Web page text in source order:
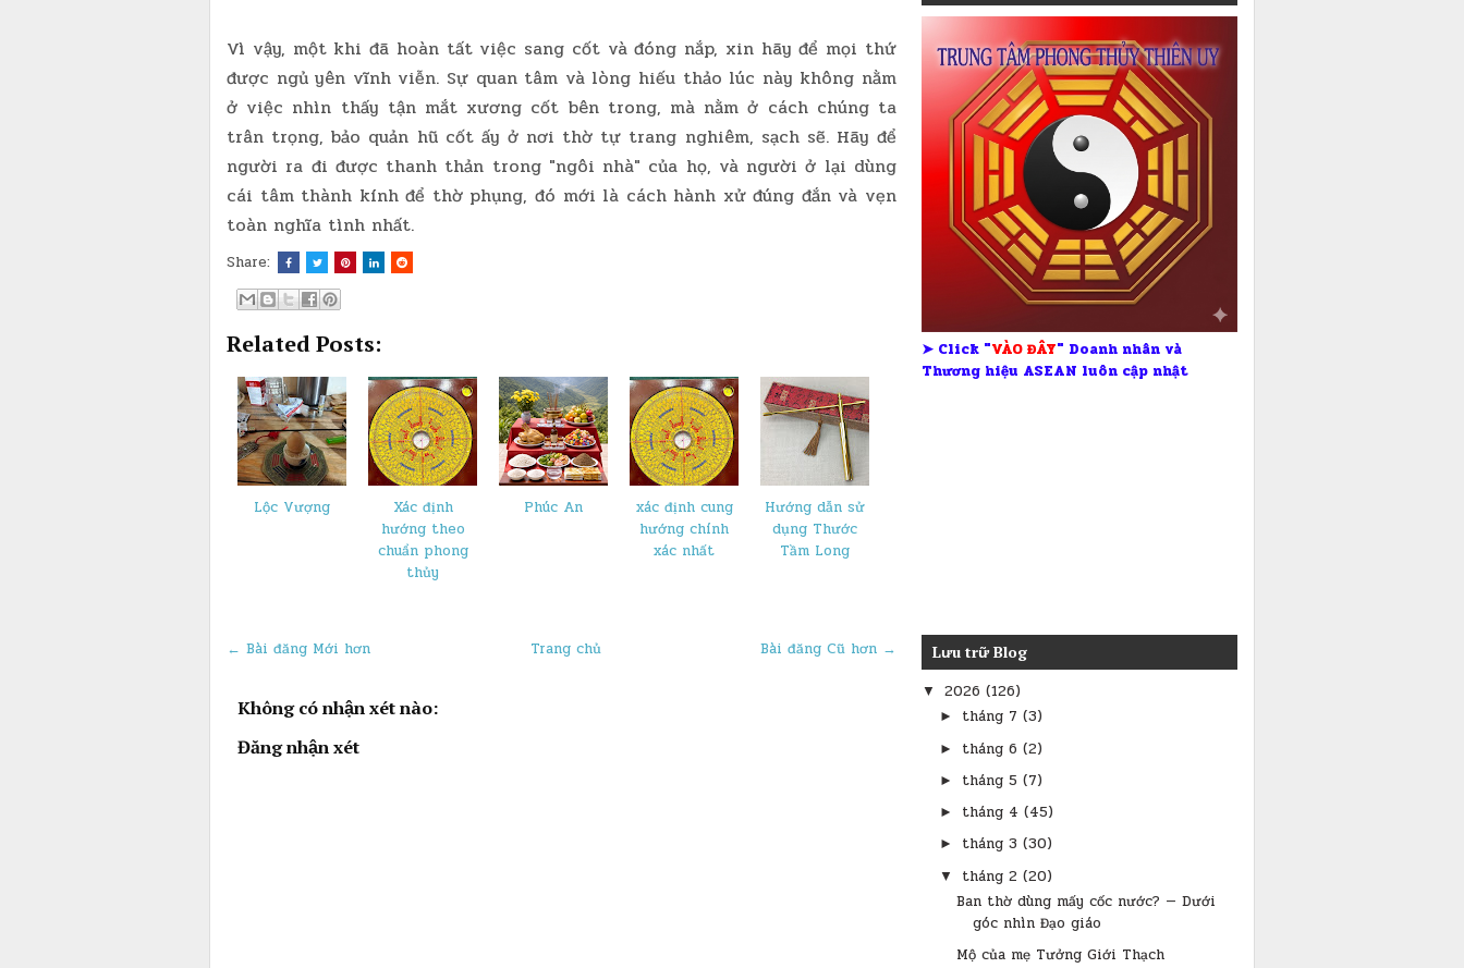
Vì vậy, một khi đã hoàn tất việc sang cốt và đóng nắp, xin hãy để mọi thứ
được ngủ yên vĩnh viễn. Sự quan tâm và lòng hiếu thảo lúc này không nằm
ở việc nhìn thấy tận mắt xương cốt bên trong, mà nằm ở cách chúng ta
trân trọng, bảo quản hũ cốt ấy ở nơi thờ tự trang nghiêm, sạch sẽ. Hãy để
người ra đi được thanh thản trong "ngôi nhà" của họ, và người ở lại dùng
cái tâm thành kính để thờ phụng, đó mới là cách hành xử đúng đắn và vẹn
toàn nghĩa tình nhất.
Share:
Related Posts:
Lộc Vượng
Xác định
hướng theo
chuẩn phong
thủy
Phúc An
xác định cung
hướng chính
xác nhất
Hướng dẫn sử
dụng Thước
Tầm Long
← Bài đăng Mới hơn Bài đăng Cũ hơn →
Trang chủ
Không có nhận xét nào:
Đăng nhận xét
➤ Click "VÀO ĐÂY" Doanh nhân và
Thương hiệu ASEAN luôn cập nhật
Lưu trữ Blog
▼ 2026 (126)
► tháng 7 (3)
► tháng 6 (2)
► tháng 5 (7)
► tháng 4 (45)
► tháng 3 (30)
▼ tháng 2 (20)
Ban thờ dùng mấy cốc nước? — Dưới
góc nhìn Đạo giáo
Mộ của mẹ Tưởng Giới Thạch